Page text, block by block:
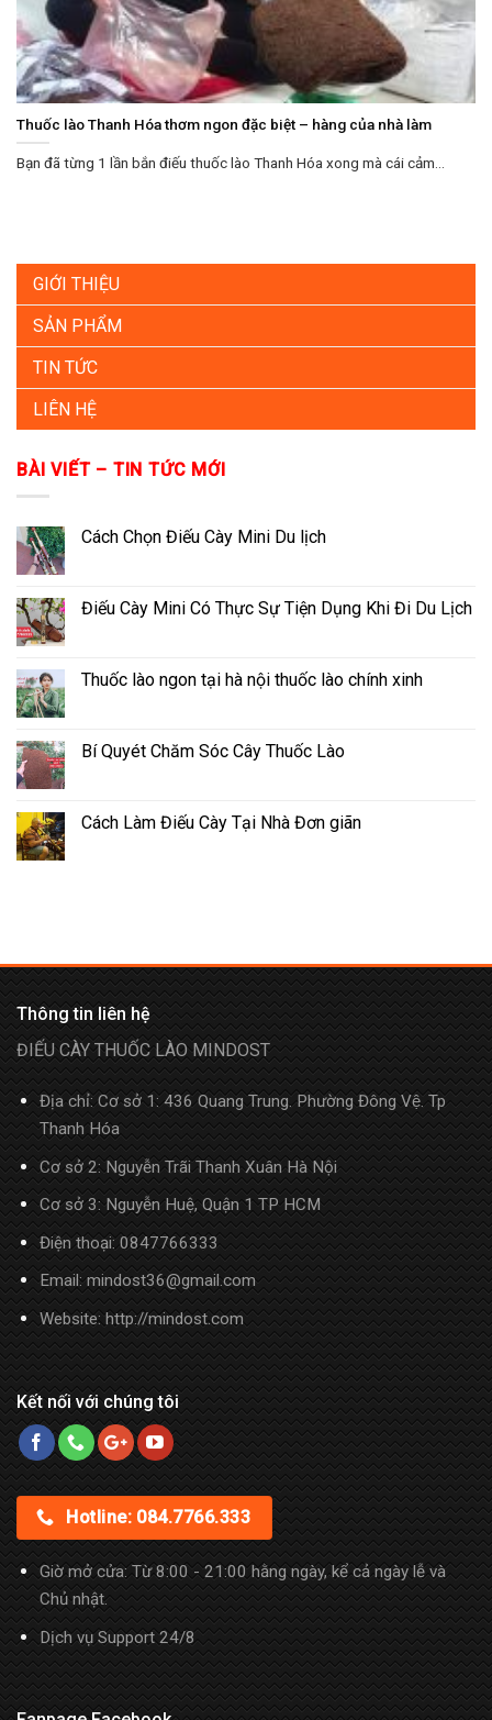
GIỚI THIỆU
SẢN PHẨM
TIN TỨC
LIÊN HỆ
BÀI VIẾT – TIN TỨC MỚI
Cách Chọn Điếu Cày Mini Du lịch
Điếu Cày Mini Có Thực Sự Tiện Dụng Khi Đi Du Lịch
Thuốc lào ngon tại hà nội thuốc lào chính xinh
Bí Quyét Chăm Sóc Cây Thuốc Lào
Cách Làm Điếu Cày Tại Nhà Đơn giãn
Thuốc lào Thanh Hóa thơm ngon đặc biệt – hàng của nhà làm
Bạn đã từng 1 lần bắn điếu thuốc lào Thanh Hóa xong mà cái cảm...
Thông tin liên hệ
ĐIẾU CÀY THUỐC LÀO MINDOST
Địa chỉ: Cơ sở 1: 436 Quang Trung. Phường Đông Vệ. Tp
Thanh Hóa
Cơ sở 2: Nguyễn Trãi Thanh Xuân Hà Nội
Cơ sở 3: Nguyễn Huệ, Quận 1 TP HCM
Điện thoại:0847766333
Email: mindost36@gmail.com
Website: http://mindost.com
Kết nối với chúng tôi
Hotline: 084.7766.333
Giờ mở cửa: Từ 8:00 - 21:00 hằng ngày, kể cả ngày lễ và
Chủ nhật.
Dịch vụ Support 24/8